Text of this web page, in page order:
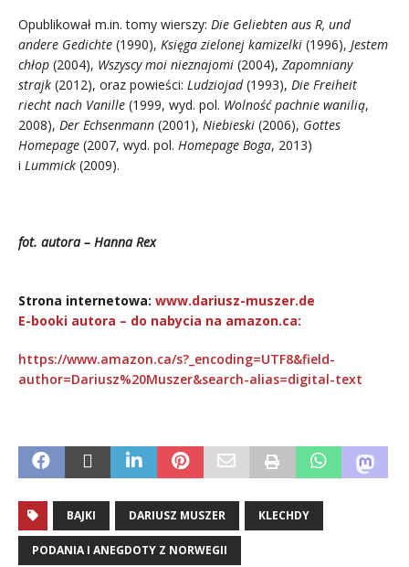
Opublikował m.in. tomy wierszy: Die Geliebten aus R, und
andere Gedichte (1990), Księga zielonej kamizelki (1996), Jestem
chłop (2004), Wszyscy moi nieznajomi (2004), Zapomniany
strajk (2012), oraz powieści: Ludziojad(1993), Die Freiheit
riecht nach Vanille (1999, wyd. pol. Wolność pachnie wanilią,
2008), Der Echsenmann (2001), Niebieski (2006), Gottes
Homepage (2007, wyd. pol. Homepage Boga, 2013)
i Lummick (2009).
fot. autora – Hanna Rex
Strona internetowa: www.dariusz-muszer.de
E-booki autora – do nabycia na amazon.ca:
https://www.amazon.ca/s?_encoding=UTF8&field-
author=Dariusz%20Muszer&search-alias=digital-text
BAJKI DARIUSZ MUSZER KLECHDY
PODANIA I ANEGDOTY Z NORWEGII